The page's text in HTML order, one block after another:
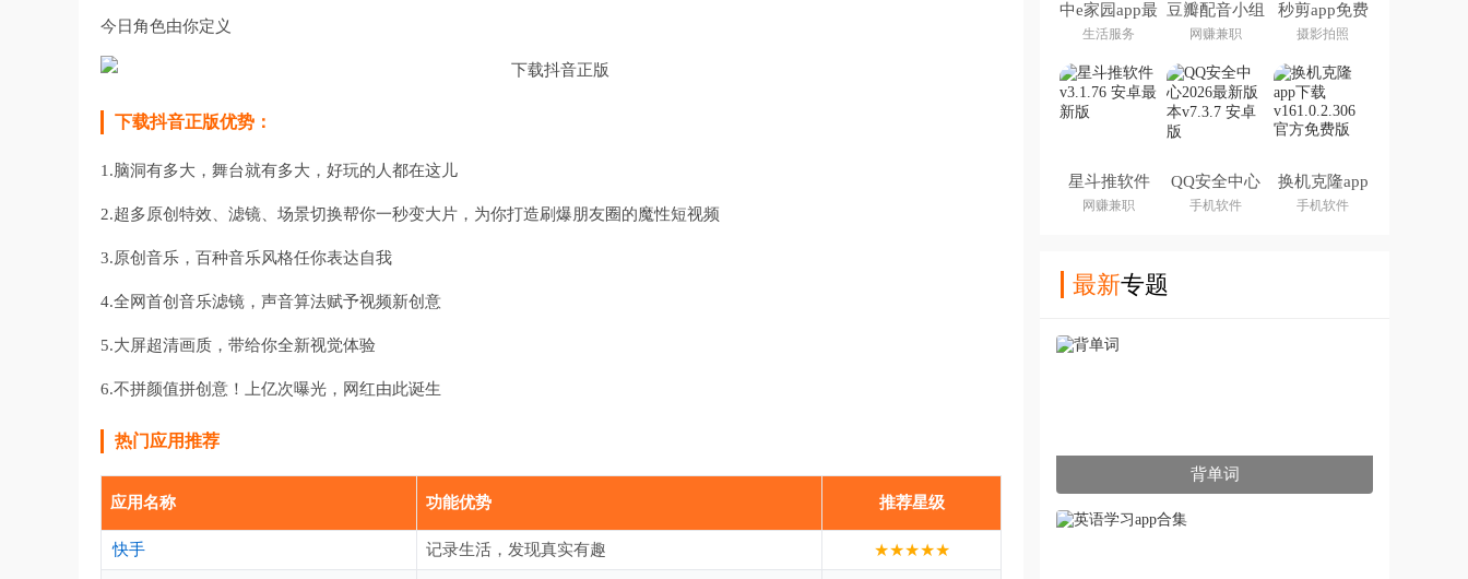
今日角色由你定义
下载抖音正版优势：
1.脑洞有多大，舞台就有多大，好玩的人都在这儿
2.超多原创特效、滤镜、场景切换帮你一秒变大片，为你打造刷爆朋友圈的魔性短视频
3.原创音乐，百种音乐风格任你表达自我
4.全网首创音乐滤镜，声音算法赋予视频新创意
5.大屏超清画质，带给你全新视觉体验
6.不拼颜值拼创意！上亿次曝光，网红由此诞生
热门应用推荐
应用名称 功能优势 推荐星级
快手 记录生活，发现真实有趣 ★★★★★
中e家园app最
新版下载安装
生活服务
豆瓣配音小组
app
网赚兼职
秒剪app免费
版
摄影拍照
星斗推软件
网赚兼职
QQ安全中心
2026最新版
本
手机软件
换机克隆app
下载
手机软件
最新专题
背单词